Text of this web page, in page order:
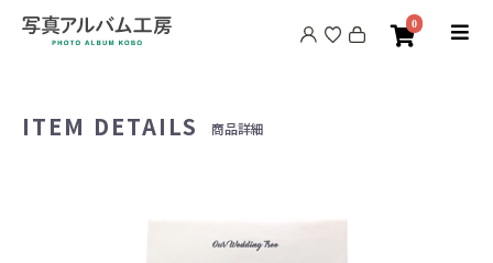
0
ITEM DETAILS 商品詳細